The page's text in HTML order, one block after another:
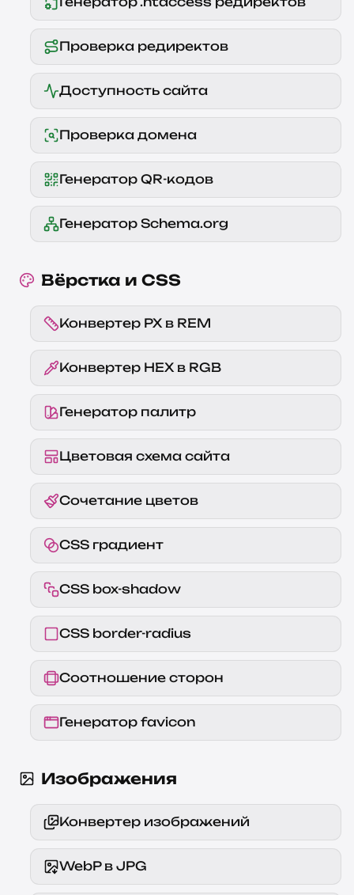
Проверка редиректов
Доступность сайта
Проверка домена
Генератор QR-кодов
Генератор Schema.org
Вёрстка и CSS
Конвертер PX в REM
Конвертер HEX в RGB
Генератор палитр
Цветовая схема сайта
Сочетание цветов
CSS градиент
CSS box-shadow
CSS border-radius
Соотношение сторон
Генератор favicon
Изображения
Конвертер изображений
WebP в JPG